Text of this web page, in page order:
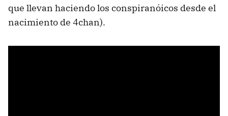
que llevan haciendo los conspiranóicos desde el
nacimiento de 4chan).